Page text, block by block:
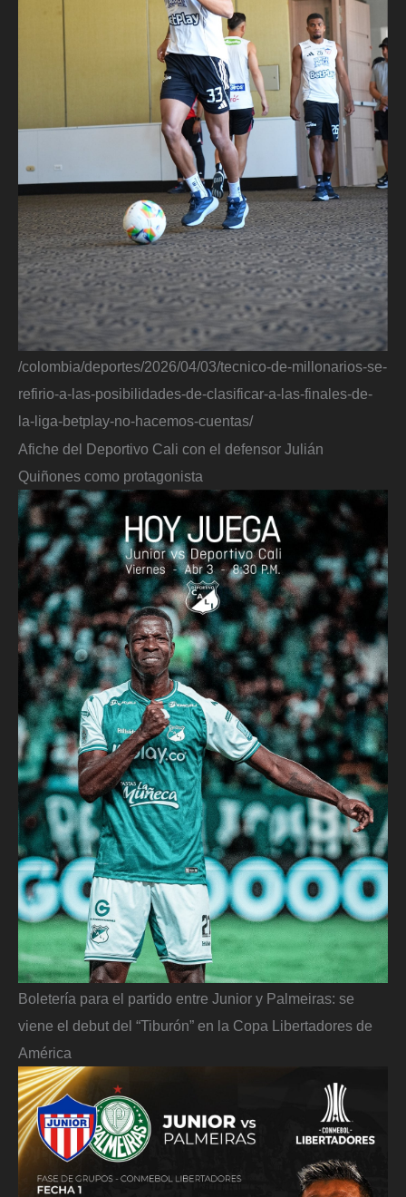
/colombia/deportes/2026/04/03/tecnico-de-millonarios-se-
refirio-a-las-posibilidades-de-clasificar-a-las-finales-de-
la-liga-betplay-no-hacemos-cuentas/
Afiche del Deportivo Cali con el defensor Julián
Quiñones como protagonista
Boletería para el partido entre Junior y Palmeiras: se
viene el debut del “Tiburón” en la Copa Libertadores de
América